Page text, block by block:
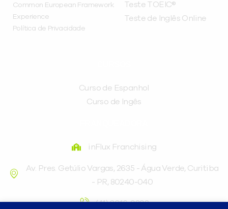
Common European Framework
Experience
Política de Privacidade
Teste TOEIC®
Teste de Inglês Online
Curso de Espanhol
Curso de Ingês
inFlux Franchising
Av. Pres. Getúlio Vargas, 2635 - Água Verde, Curitiba
- PR, 80240-040
(41) 3016-9898